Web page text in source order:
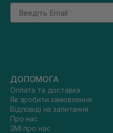
Email
ДОПОМОГА
Оплата та доставка
Як зробити замовлення
Відповіді на запитання
Про нас
ЗМІ про нас